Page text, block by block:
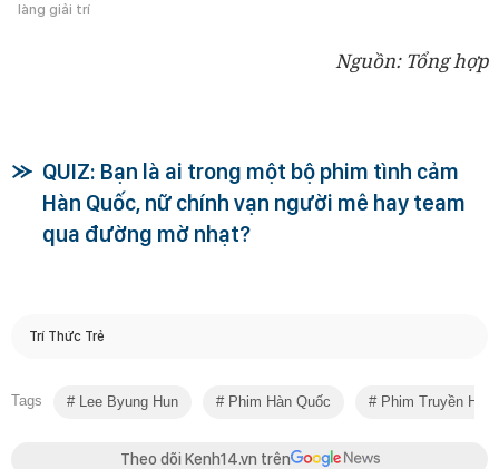
làng giải trí
Nguồn: Tổng hợp
QUIZ: Bạn là ai trong một bộ phim tình cảm
Hàn Quốc, nữ chính vạn người mê hay team
qua đường mờ nhạt?
Trí Thức Trẻ
Tags Lee Byung Hun Phim Hàn Quốc Phim Truyền Hình
Theo dõi Kenh14.vn trên